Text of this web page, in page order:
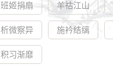
班姬捐扇 羊祜江山
析微察异 施衿结缡
积习渐靡